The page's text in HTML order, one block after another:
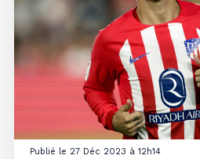
Publié le 27 Déc 2023 à 12h14